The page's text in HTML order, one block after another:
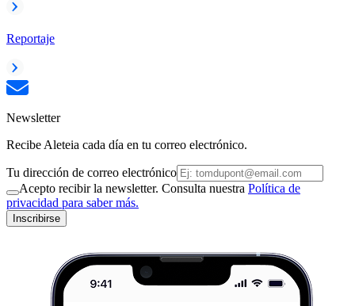
Reportaje
Newsletter
Recibe Aleteia cada día en tu correo electrónico.
Tu dirección de correo electrónico
Acepto recibir la newsletter. Consulta nuestra Política de
privacidad para saber más.
Inscribirse